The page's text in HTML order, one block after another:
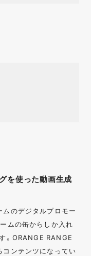
を使った動画生成
のデジタルプロモー
ムの缶からしか入れ
。ORANGE RANGE
ンテンツになってい